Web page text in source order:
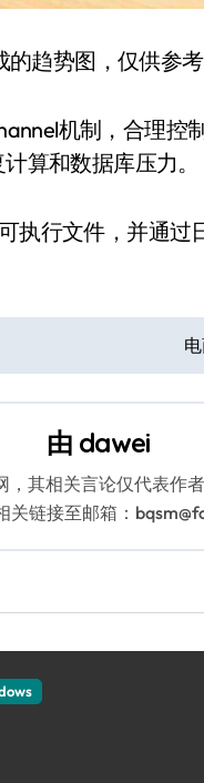
的趋势图，仅供参考
机制，合理控
算和数据库压力。
执行文件，并通
由 dawei
，其相关言论仅代表作
链接至邮箱：